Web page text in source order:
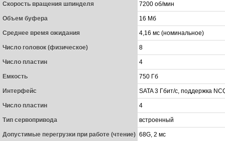
Скорость вращения шпинделя 7200 об/мин
Объем буфера 16 Мб
Среднее время ожидания 4,16 мс (номинальное)
Число головок (физическое) 8
Число пластин 4
Емкость 750 Гб
Интерфейс SATA 3 Гбит/с, поддержка
Число пластин 4
Тип сервопривода встроенный
Допустимые перегрузки при работе (чтение) 68G, 2 мс